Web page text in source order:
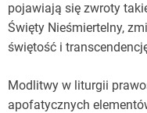
pojawiają się zwroty
Święty Nieśmiertelny,
świętość i
Modlitwy w liturgii
apofatycznych